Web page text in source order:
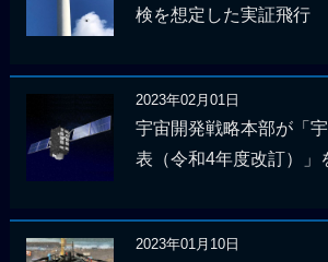
検を想定した実証飛行
2023年02月01日
宇宙開発戦略本部が「
表（令和4年度改訂）」
2023年01月10日